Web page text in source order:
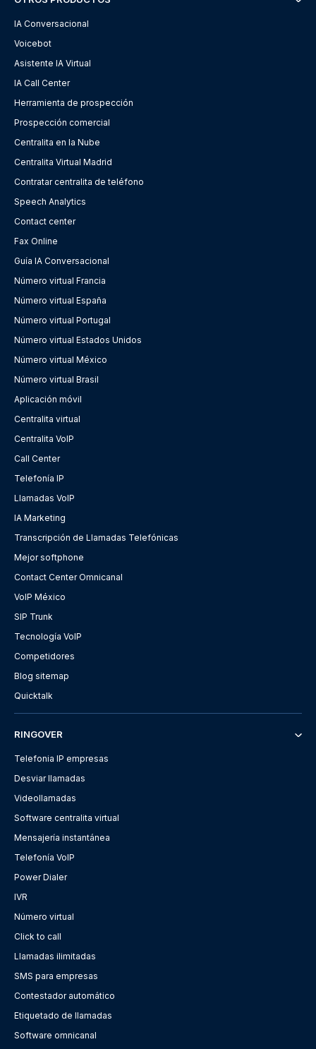
IA Conversacional
Voicebot
Asistente IA Virtual
IA Call Center
Herramienta de prospección
Prospección comercial
Centralita en la Nube
Centralita Virtual Madrid
Contratar centralita de teléfono
Speech Analytics
Contact center
Fax Online
Guía IA Conversacional
Número virtual Francia
Número virtual España
Número virtual Portugal
Número virtual Estados Unidos
Número virtual México
Número virtual Brasil
Aplicación móvil
Centralita virtual
Centralita VoIP
Call Center
Telefonía IP
Llamadas VoIP
IA Marketing
Transcripción de Llamadas Telefónicas
Mejor softphone
Contact Center Omnicanal
VoIP México
SIP Trunk
Tecnología VoIP
Competidores
Blog sitemap
Quicktalk
RINGOVER
Telefonia IP empresas
Desviar llamadas
Videollamadas
Software centralita virtual
Mensajería instantánea
Telefonía VoIP
Power Dialer
IVR
Número virtual
Click to call
Llamadas ilimitadas
SMS para empresas
Contestador automático
Etiquetado de llamadas
Software omnicanal